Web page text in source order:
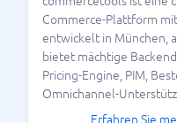
Commerce-Plattform
entwickelt in München,
bietet mächtige
Pricing-Engine, PIM,
Omnichannel-
Erfahren Sie